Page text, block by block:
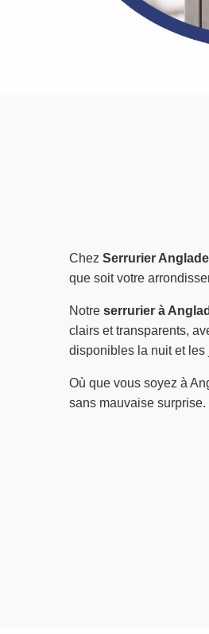
Chez Serrurier Anglade
que soit votre
Notre serrurier à
clairs et transparents,
disponibles la nuit et les
Où que vous soyez à
sans mauvaise surprise.